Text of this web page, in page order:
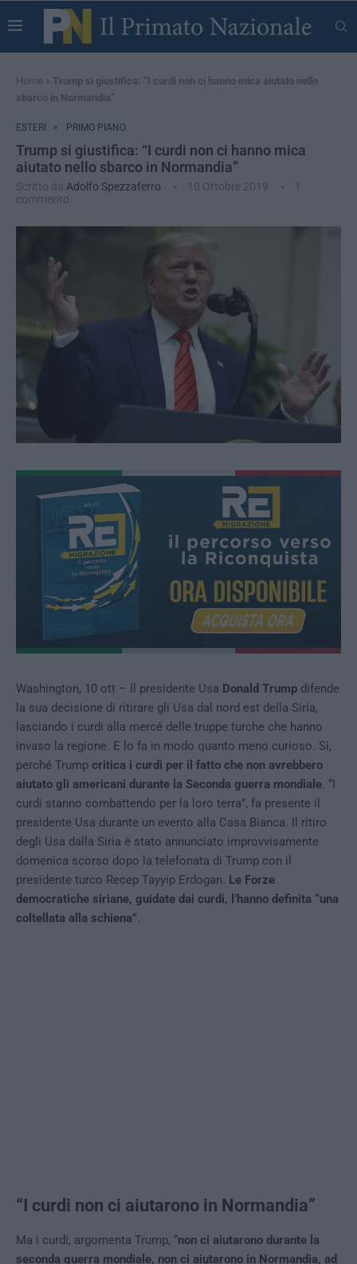
Home » Trump si giustifica: “I curdi non ci hanno mica aiutato nello
sbarco in Normandia”
ESTERI PRIMO PIANO
Trump si giustifica: “I curdi non ci hanno mica
aiutato nello sbarco in Normandia”
Scritto da Adolfo Spezzaferro 10 Ottobre 2019
1
commento
Washington, 10 ott – Il presidente Usa Donald Trump difende
la sua decisione di ritirare gli Usa dal nord est della Siria,
lasciando i curdi alla mercé delle truppe turche che hanno
invaso la regione. E lo fa in modo quanto meno curioso. Sì,
perché Trump critica i curdi per il fatto che non avrebbero
aiutato gli americani durante la Seconda guerra mondiale. “I
curdi stanno combattendo per la loro terra”, fa presente il
presidente Usa durante un evento alla Casa Bianca. Il ritiro
degli Usa dalla Siria è stato annunciato improvvisamente
domenica scorso dopo la telefonata di Trump con il
presidente turco Recep Tayyip Erdogan. Le Forze
democratiche siriane, guidate dai curdi, l’hanno definita “una
coltellata alla schiena”.
“I curdi non ci aiutarono in Normandia”
Ma i curdi, argomenta Trump, “non ci aiutarono durante la
seconda guerra mondiale, non ci aiutarono in Normandia, ad